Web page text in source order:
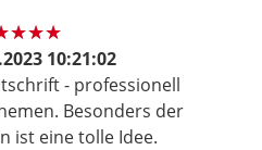
10:21:02
- professionell
Besonders der
ist eine tolle Idee.